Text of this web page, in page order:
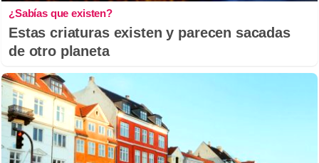
¿Sabías que existen?
Estas criaturas existen y parecen sacadas
de otro planeta